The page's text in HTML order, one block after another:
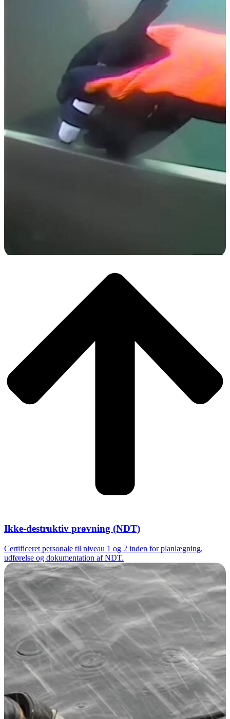
Ikke-destruktiv prøvning (NDT)
Certificeret personale til niveau 1 og 2 inden for planlægning,
udførelse og dokumentation af NDT.